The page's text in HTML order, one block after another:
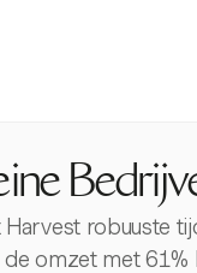
robuuste
omzet met 61%